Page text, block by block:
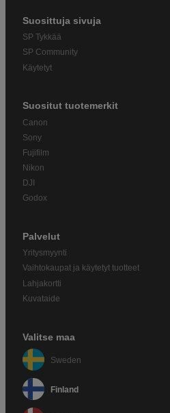
Suosittuja sivuja
SP Tykkää
SP Community
Käytetyt
Suositut tuotemerkit
Canon
Sony
Fujifilm
Nikon
DJI
Godox
Palvelut
Yritysmyynti
Vaihtokaupat ja käytetyt tuotteet
Lahjakortti
Kuvataide
Valitse maa
Sweden
Finland